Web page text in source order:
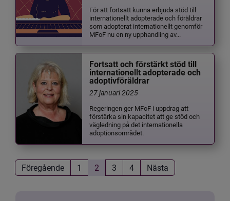
För att fortsatt kunna erbjuda stöd till
internationellt adopterade och föräldrar
som adopterat internationellt genomför
MFoF nu en ny upphandling av...
Fortsatt och förstärkt stöd till
internationellt adopterade och
adoptivföräldrar
27 januari 2025
Regeringen ger MFoF i uppdrag att
förstärka sin kapacitet att ge stöd och
vägledning på det internationella
adoptionsområdet.
Föregående 1 2 3 4 Nästa